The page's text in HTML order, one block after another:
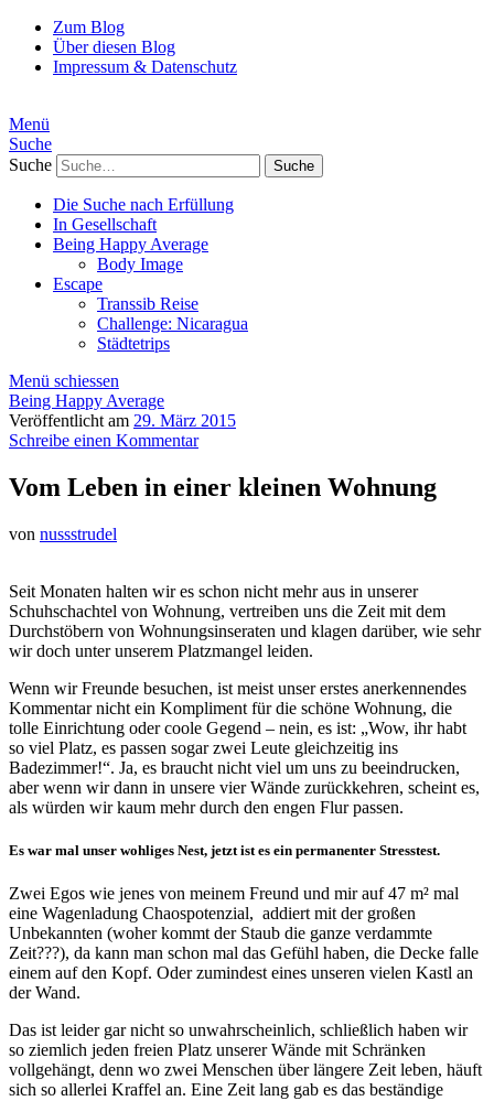
Zum Blog
Über diesen Blog
Impressum & Datenschutz
Menü
Suche
Suche
Die Suche nach Erfüllung
In Gesellschaft
Being Happy Average
Body Image
Escape
Transsib Reise
Challenge: Nicaragua
Städtetrips
Menü schiessen
Being Happy Average
Veröffentlicht am 29. März 2015
Schreibe einen Kommentar
Vom Leben in einer kleinen Wohnung
von nussstrudel
Seit Monaten halten wir es schon nicht mehr aus in unserer
Schuhschachtel von Wohnung, vertreiben uns die Zeit mit dem
Durchstöbern von Wohnungsinseraten und klagen darüber, wie sehr
wir doch unter unserem Platzmangel leiden.
Wenn wir Freunde besuchen, ist meist unser erstes anerkennendes
Kommentar nicht ein Kompliment für die schöne Wohnung, die
tolle Einrichtung oder coole Gegend – nein, es ist: „Wow, ihr habt
so viel Platz, es passen sogar zwei Leute gleichzeitig ins
Badezimmer!“. Ja, es braucht nicht viel um uns zu beeindrucken,
aber wenn wir dann in unsere vier Wände zurückkehren, scheint es,
als würden wir kaum mehr durch den engen Flur passen.
Es war mal unser wohliges Nest, jetzt ist es ein permanenter Stresstest.
Zwei Egos wie jenes von meinem Freund und mir auf 47 m² mal
eine Wagenladung Chaospotenzial, addiert mit der großen
Unbekannten (woher kommt der Staub die ganze verdammte
Zeit???), da kann man schon mal das Gefühl haben, die Decke falle
einem auf den Kopf. Oder zumindest eines unseren vielen Kastl an
der Wand.
Das ist leider gar nicht so unwahrscheinlich, schließlich haben wir
so ziemlich jeden freien Platz unserer Wände mit Schränken
vollgehängt, denn wo zwei Menschen über längere Zeit leben, häuft
sich so allerlei Kraffel an. Eine Zeit lang gab es das beständige